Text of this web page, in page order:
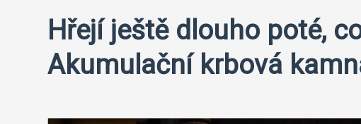
Hřejí ještě dlouho poté,
Akumulační krbová